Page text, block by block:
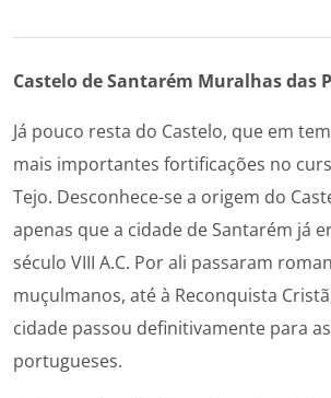
Castelo de Santarém Muralhas das
Já pouco resta do Castelo, que em
mais importantes fortificações no
Tejo. Desconhece-se a origem do
apenas que a cidade de Santarém já
século VIII A.C. Por ali passaram
muçulmanos, até à Reconquista
cidade passou definitivamente para
portugueses.